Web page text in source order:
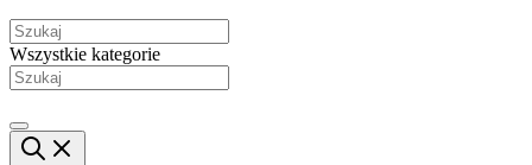
Wszystkie kategorie